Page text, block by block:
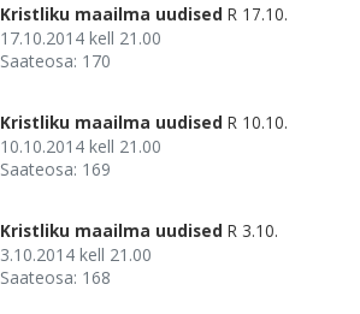
Kristliku maailma uudised R 17.10.
17.10.2014 kell 21.00
Saateosa: 170
Kristliku maailma uudised R 10.10.
10.10.2014 kell 21.00
Saateosa: 169
Kristliku maailma uudised R 3.10.
3.10.2014 kell 21.00
Saateosa: 168